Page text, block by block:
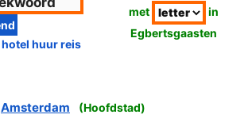
huur reis
met
in
Egbertsgaasten
Amsterdam (Hoofdstad)